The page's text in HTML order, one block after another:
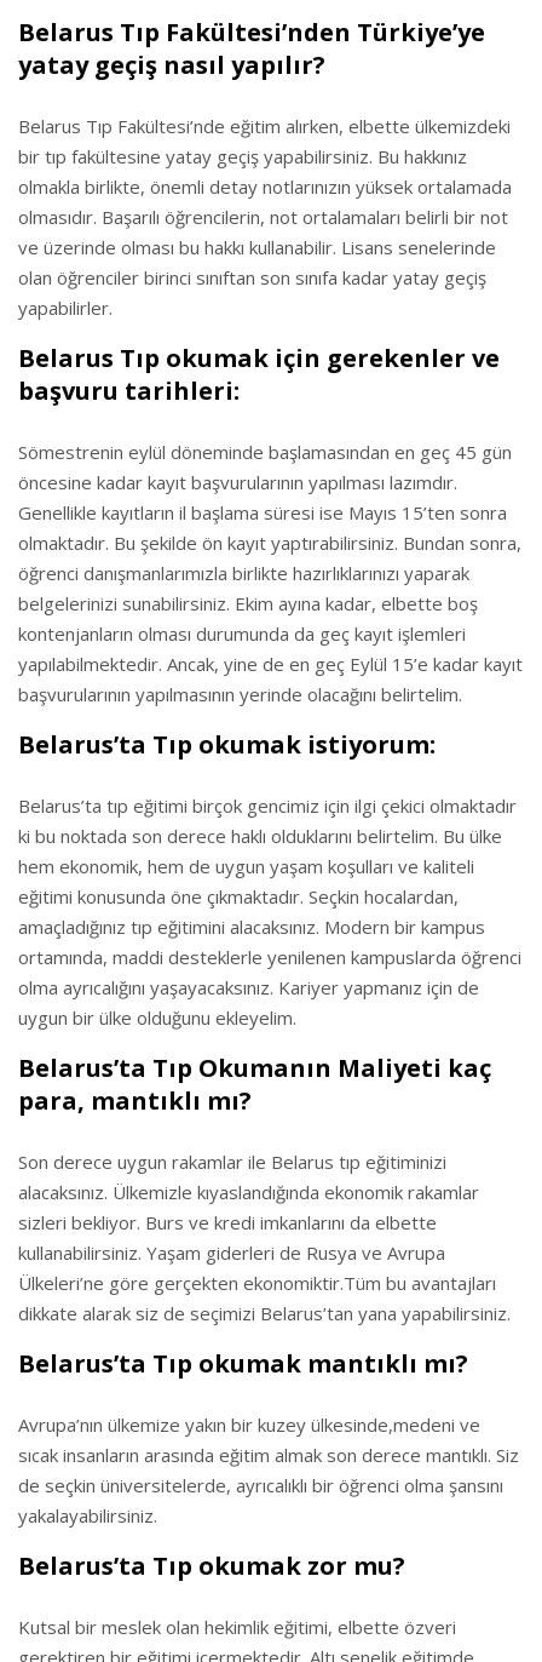
Belarus Tıp Fakültesi’nden Türkiye’ye
yatay geçiş nasıl yapılır?
Belarus Tıp Fakültesi’nde eğitim alırken, elbette ülkemizdeki
bir tıp fakültesine yatay geçiş yapabilirsiniz. Bu hakkınız
olmakla birlikte, önemli detay notlarınızın yüksek ortalamada
olmasıdır. Başarılı öğrencilerin, not ortalamaları belirli bir not
ve üzerinde olması bu hakkı kullanabilir. Lisans senelerinde
olan öğrenciler birinci sınıftan son sınıfa kadar yatay geçiş
yapabilirler.
Belarus Tıp okumak için gerekenler ve
başvuru tarihleri:
Sömestrenin eylül döneminde başlamasından en geç 45 gün
öncesine kadar kayıt başvurularının yapılması lazımdır.
Genellikle kayıtların il başlama süresi ise Mayıs 15’ten sonra
olmaktadır. Bu şekilde ön kayıt yaptırabilirsiniz. Bundan sonra,
öğrenci danışmanlarımızla birlikte hazırlıklarınızı yaparak
belgelerinizi sunabilirsiniz. Ekim ayına kadar, elbette boş
kontenjanların olması durumunda da geç kayıt işlemleri
yapılabilmektedir. Ancak, yine de en geç Eylül 15’e kadar kayıt
başvurularının yapılmasının yerinde olacağını belirtelim.
Belarus’ta Tıp okumak istiyorum:
Belarus’ta tıp eğitimi birçok gencimiz için ilgi çekici olmaktadır
ki bu noktada son derece haklı olduklarını belirtelim. Bu ülke
hem ekonomik, hem de uygun yaşam koşulları ve kaliteli
eğitimi konusunda öne çıkmaktadır. Seçkin hocalardan,
amaçladığınız tıp eğitimini alacaksınız. Modern bir kampus
ortamında, maddi desteklerle yenilenen kampuslarda öğrenci
olma ayrıcalığını yaşayacaksınız. Kariyer yapmanız için de
uygun bir ülke olduğunu ekleyelim.
Belarus’ta Tıp Okumanın Maliyeti kaç
para, mantıklı mı?
Son derece uygun rakamlar ile Belarus tıp eğitiminizi
alacaksınız. Ülkemizle kıyaslandığında ekonomik rakamlar
sizleri bekliyor. Burs ve kredi imkanlarını da elbette
kullanabilirsiniz. Yaşam giderleri de Rusya ve Avrupa
Ülkeleri’ne göre gerçekten ekonomiktir.Tüm bu avantajları
dikkate alarak siz de seçimizi Belarus’tan yana yapabilirsiniz.
Belarus’ta Tıp okumak mantıklı mı?
Avrupa’nın ülkemize yakın bir kuzey ülkesinde,medeni ve
sıcak insanların arasında eğitim almak son derece mantıklı. Siz
de seçkin üniversitelerde, ayrıcalıklı bir öğrenci olma şansını
yakalayabilirsiniz.
Belarus’ta Tıp okumak zor mu?
Kutsal bir meslek olan hekimlik eğitimi, elbette özveri
gerektiren bir eğitimi içermektedir. Altı senelik eğitimde